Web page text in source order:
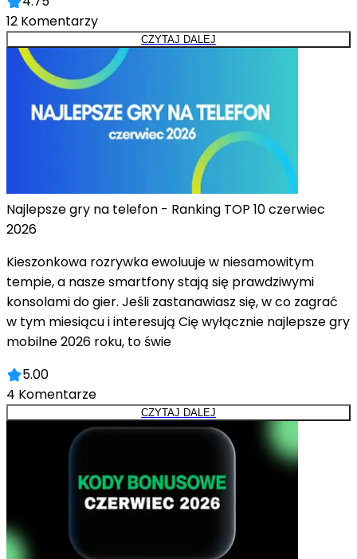
12 Komentarzy
CZYTAJ DALEJ
Najlepsze gry na telefon - Ranking TOP 10 czerwiec
2026
Kieszonkowa rozrywka ewoluuje w niesamowitym
tempie, a nasze smartfony stają się prawdziwymi
konsolami do gier. Jeśli zastanawiasz się, w co zagrać
w tym miesiącu i interesują Cię wyłącznie najlepsze gry
mobilne 2026 roku, to świe
5.00
4 Komentarze
CZYTAJ DALEJ